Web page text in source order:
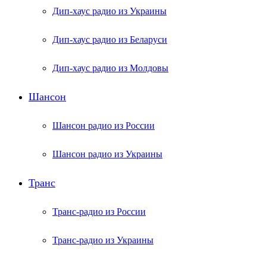
Дип-хаус радио из Украины
Дип-хаус радио из Беларуси
Дип-хаус радио из Молдовы
Шансон
Шансон радио из России
Шансон радио из Украины
Транс
Транс-радио из России
Транс-радио из Украины